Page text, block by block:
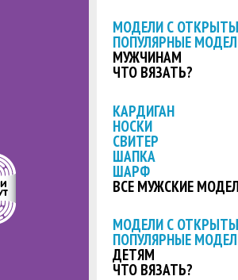
МОДЕЛИ С
ПОПУЛЯРНЫЕ
МУЖЧИНАМ
ЧТО ВЯЗАТЬ?
КАРДИГАН
НОСКИ
СВИТЕР
ШАПКА
ШАРФ
ВСЕ МУЖСКИЕ
МОДЕЛИ С
ПОПУЛЯРНЫЕ
ДЕТЯМ
ЧТО ВЯЗАТЬ?